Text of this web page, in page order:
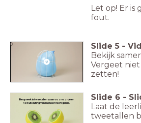
Let op! Er is
fout.
0 Slide 5 -
Bekijk
Vergeet
zetten!
Bespreek in tweetallen waar vooroordelen
tot uitsluiting van mensen heeft geleid.
Slide 6 -
Laat de
tweetallen